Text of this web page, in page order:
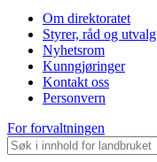
Om direktoratet
Styrer, råd og utvalg
Nyhetsrom
Kunngjøringer
Kontakt oss
Personvern
For forvaltningen